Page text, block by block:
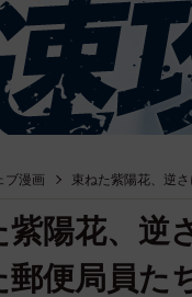
ブ漫画 束ねた紫陽花、逆
紫陽花、
郵便局員た